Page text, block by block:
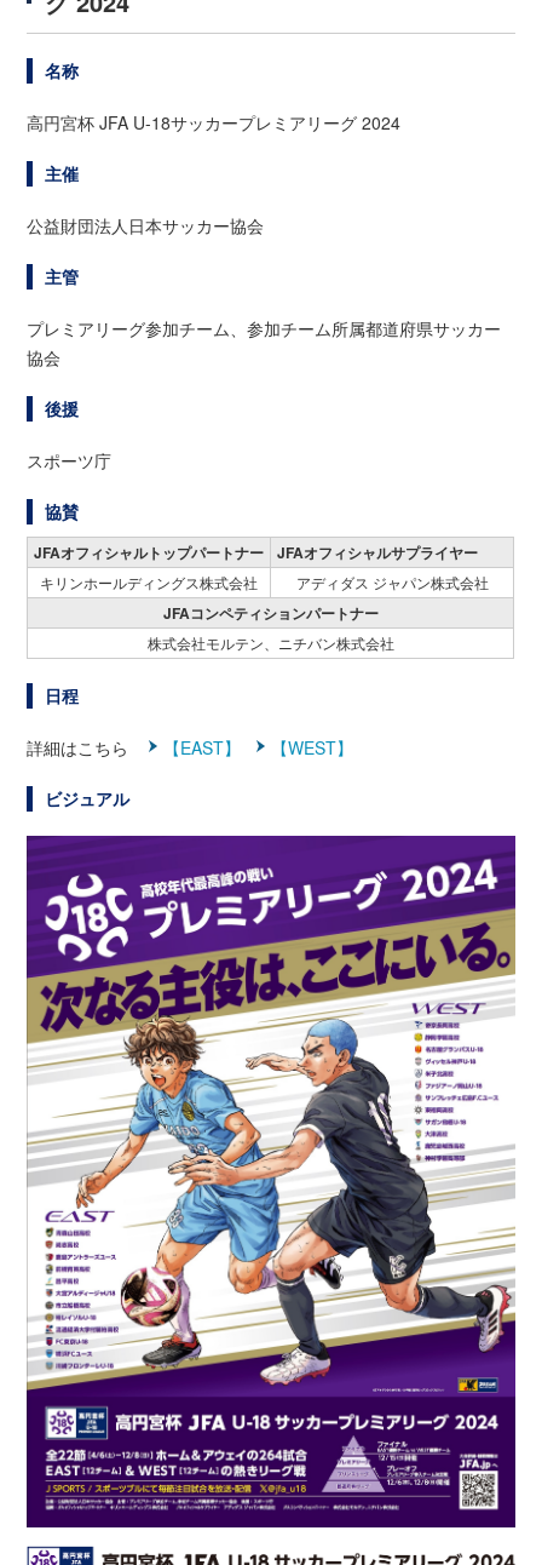
名称
高円宮杯 JFA U-18サッカープレミアリーグ 2024
主催
公益財団法人日本サッカー協会
主管
プレミアリーグ参加チーム、参加チーム所属都道府県サッカー
協会
後援
スポーツ庁
協賛
JFAオフィシャルトップパートナー JFAオフィシャルサプライヤー
キリンホールディングス株式会社 アディダス ジャパン株式会社
JFAコンペティションパートナー
株式会社モルテン、ニチバン株式会社
日程
詳細はこちら 【EAST】 【WEST】
ビジュアル